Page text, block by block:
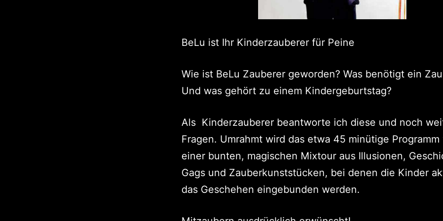
BeLu ist Ihr Kinderzauberer für Peine
Wie ist BeLu Zauberer geworden? Was benötigt ein
Und was gehört zu einem Kindergeburtstag?
Als Kinderzauberer beantworte ich diese und noch
Fragen. Umrahmt wird das etwa 45 minütige Programm
einer bunten, magischen Mixtour aus Illusionen,
Gags und Zauberkunststücken, bei denen die Kinder
das Geschehen eingebunden werden.